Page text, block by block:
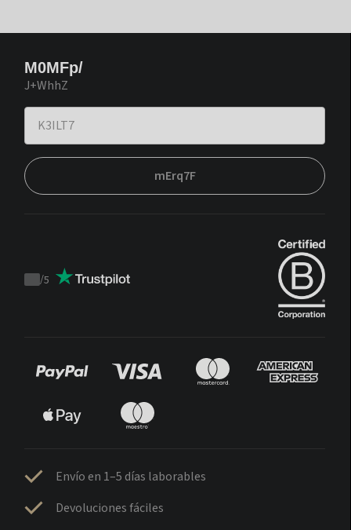
M0MFp/
J+WhhZ
mErq7F
Trustpilot
/5
Envío en 1–5 días laborables
Devoluciones fáciles